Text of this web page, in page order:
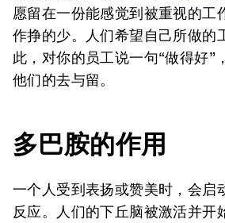
愿留在一份能感觉到被重视的工
作挣的少。人们希望自己所做的
此，对你的员工说一句“做得好”
他们的去与留。
多巴胺的作用
一个人受到表扬或赞美时，会启
反应。人们的下丘脑被激活并开